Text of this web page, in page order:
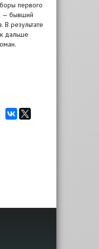
первого
— бывший
результате
дальше